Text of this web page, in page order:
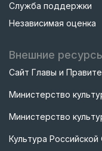
Служба поддержки
Независимая оценка
Внешние
Сайт Главы и
Министерство
Министерство
Культура